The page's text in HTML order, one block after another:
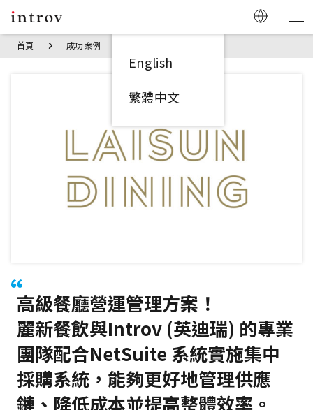
English
繁體中文
首頁 成功案例
高級餐廳營運管理方案！
麗新餐飲與Introv (英迪瑞) 的專業
團隊配合NetSuite 系統實施集中
採購系統，能夠更好地管理供應
鏈、降低成本並提高整體效率。